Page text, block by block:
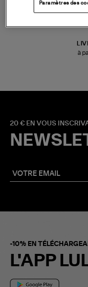
à
20 € EN VOUS
-10% EN
L'APP
Paramètres des